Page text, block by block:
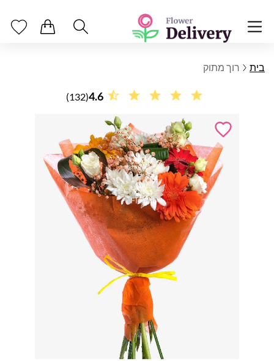
בית רוך מתוק
4.6
(132)